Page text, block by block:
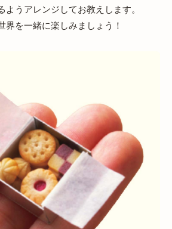
うアレンジしてお教えします。
界を一緒に楽しみましょう！